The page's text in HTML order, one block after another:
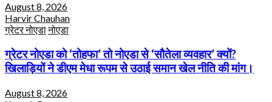
August 8, 2026
Harvir Chauhan
ग्रेटर नोएडानोएडा
ग्रेटर नोएडा को ‘तोहफा’ तो नोएडा से ‘सौतेला व्यवहार’ क्यों?
खिलाड़ियों ने डीएम मेधा रूपम से उठाई समान खेल नीति की मांग।
August 8, 2026